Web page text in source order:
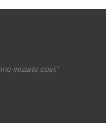
iniziato così."